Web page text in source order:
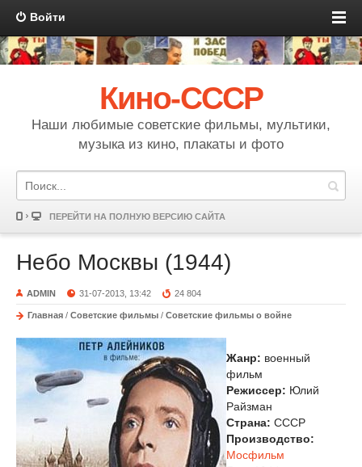
Войти
Кино-СССР
Наши любимые советские фильмы, мультики,
музыка из кино, плакаты и фото
ПЕРЕЙТИ НА ПОЛНУЮ ВЕРСИЮ САЙТА
Небо Москвы (1944)
ADMIN 31-07-2013, 13:42 24 804
Главная / Советские фильмы / Советские фильмы о войне
Жанр: военный
фильм
Режиссер: Юлий
Райзман
Страна: СССР
Производство:
Мосфильм